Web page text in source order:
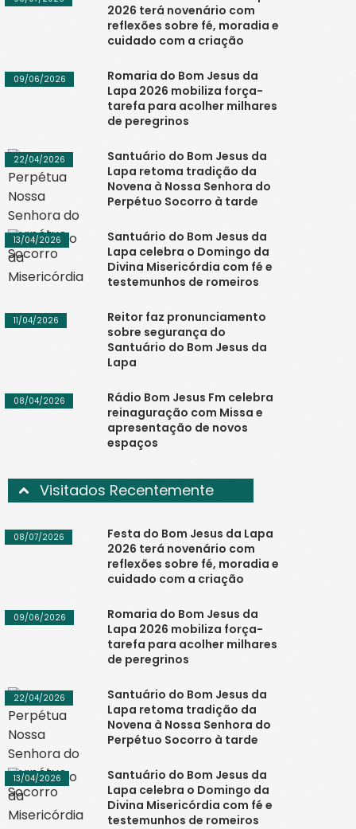
2026 terá novenário com
reflexões sobre fé, moradia e
cuidado com a criação
Romaria do Bom Jesus da
Lapa 2026 mobiliza força-
tarefa para acolher milhares
de peregrinos
09/06/2026
Santuário do Bom Jesus da
Lapa retoma tradição da
Novena à Nossa Senhora do
Perpétuo Socorro à tarde
22/04/2026
Santuário do Bom Jesus da
Lapa celebra o Domingo da
Divina Misericórdia com fé e
testemunhos de romeiros
13/04/2026
Reitor faz pronunciamento
sobre segurança do
Santuário do Bom Jesus da
Lapa
11/04/2026
Rádio Bom Jesus Fm celebra
reinaguração com Missa e
apresentação de novos
espaços
08/04/2026
Visitados Recentemente
Festa do Bom Jesus da Lapa
2026 terá novenário com
reflexões sobre fé, moradia e
cuidado com a criação
08/07/2026
Romaria do Bom Jesus da
Lapa 2026 mobiliza força-
tarefa para acolher milhares
de peregrinos
09/06/2026
Santuário do Bom Jesus da
Lapa retoma tradição da
Novena à Nossa Senhora do
Perpétuo Socorro à tarde
22/04/2026
Santuário do Bom Jesus da
Lapa celebra o Domingo da
Divina Misericórdia com fé e
testemunhos de romeiros
13/04/2026